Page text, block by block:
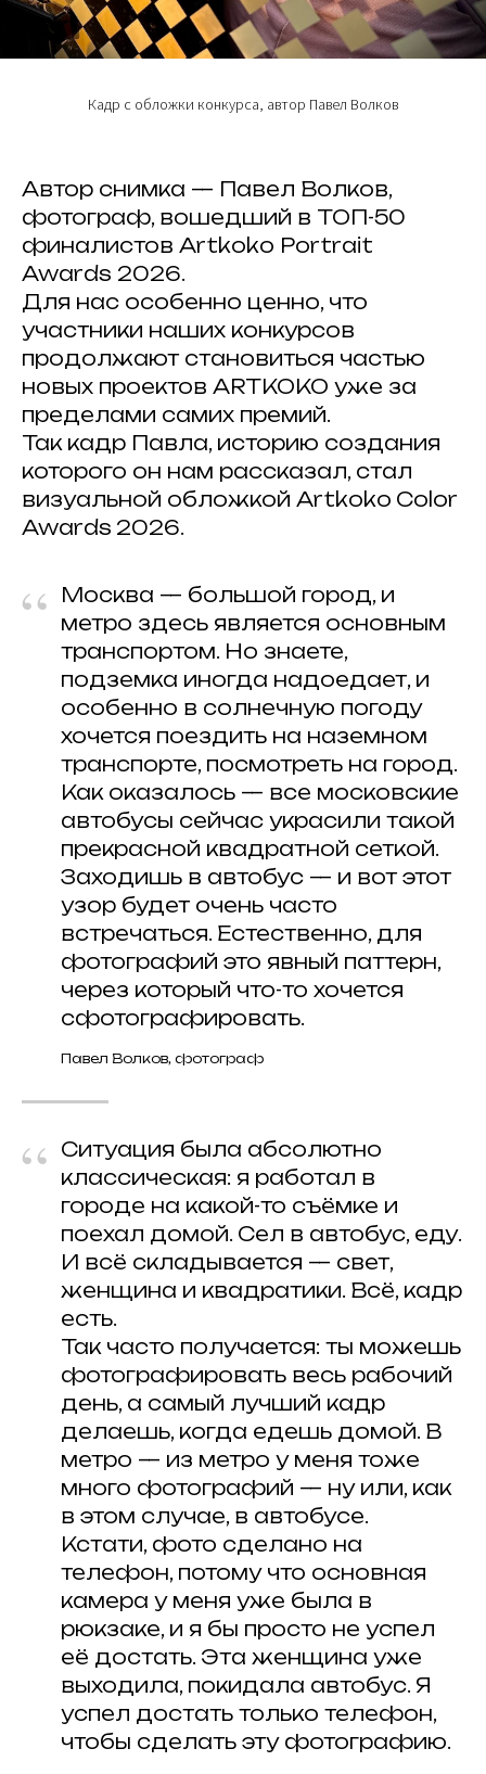
Кадр с обложки конкурса, автор Павел Волков
Автор снимка — Павел Волков,
фотограф, вошедший в ТОП-50
финалистов Artkoko Portrait
Awards 2026.
Для нас особенно ценно, что
участники наших конкурсов
продолжают становиться частью
новых проектов ARTKOKO уже за
пределами самих премий.
Так кадр Павла, историю создания
которого он нам рассказал, стал
визуальной обложкой Artkoko Color
Awards 2026.
“
Москва — большой город, и
метро здесь является основным
транспортом. Но знаете,
подземка иногда надоедает, и
особенно в солнечную погоду
хочется поездить на наземном
транспорте, посмотреть на город.
Как оказалось — все московские
автобусы сейчас украсили такой
прекрасной квадратной сеткой.
Заходишь в автобус — и вот этот
узор будет очень часто
встречаться. Естественно, для
фотографий это явный паттерн,
через который что-то хочется
сфотографировать.
Павел Волков, фотограф
“
Ситуация была абсолютно
классическая: я работал в
городе на какой-то съёмке и
поехал домой. Сел в автобус, еду.
И всё складывается — свет,
женщина и квадратики. Всё, кадр
есть.
Так часто получается: ты можешь
фотографировать весь рабочий
день, а самый лучший кадр
делаешь, когда едешь домой. В
метро — из метро у меня тоже
много фотографий — ну или, как
в этом случае, в автобусе.
Кстати, фото сделано на
телефон, потому что основная
камера у меня уже была в
рюкзаке, и я бы просто не успел
её достать. Эта женщина уже
выходила, покидала автобус. Я
успел достать только телефон,
чтобы сделать эту фотографию.